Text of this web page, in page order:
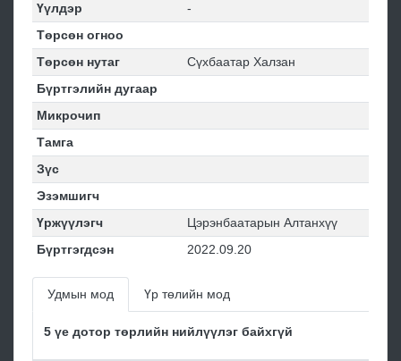
Үүлдэр
-
Төрсөн огноо
Төрсөн нутаг
Сүхбаатар Халзан
Бүртгэлийн дугаар
Микрочип
Тамга
Зүс
Эзэмшигч
Үржүүлэгч
Цэрэнбаатарын Алтанхүү
Бүртгэгдсэн
2022.09.20
Удмын мод Үр төлийн мод
5 үе дотор төрлийн нийлүүлэг байхгүй